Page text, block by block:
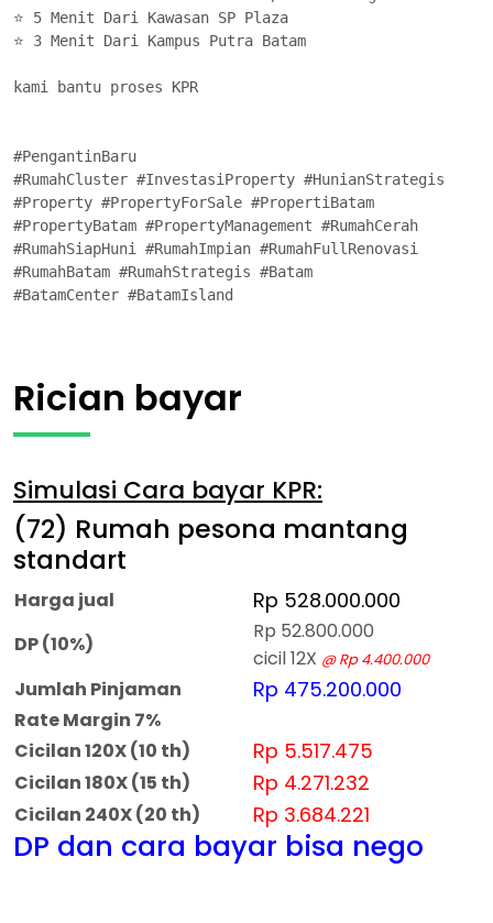
⭐ 5 Menit Dari Kawasan SP Plaza
⭐ 3 Menit Dari Kampus Putra Batam
kami bantu proses KPR
#PengantinBaru
#RumahCluster #InvestasiProperty #HunianStrategis
#Property #PropertyForSale #PropertiBatam
#PropertyBatam #PropertyManagement #RumahCerah
#RumahSiapHuni #RumahImpian #RumahFullRenovasi
#RumahBatam #RumahStrategis #Batam
#BatamCenter #BatamIsland
Rician bayar
Simulasi Cara bayar KPR:
(72) Rumah pesona mantang
standart
Harga jual Rp 528.000.000
DP (10%)
Rp 52.800.000
cicil 12X @ Rp 4.400.000
Jumlah Pinjaman Rp 475.200.000
Rate Margin 7%
Cicilan 120X (10 th)
Rp 5.517.475
Cicilan 180X (15 th) Rp 4.271.232
Cicilan 240X (20 th) Rp 3.684.221
DP dan cara bayar bisa nego